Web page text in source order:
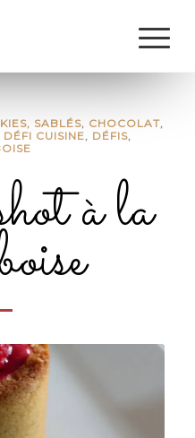
SABLÉS, CHOCOLAT,
DÉFI CUISINE, DÉFIS,
à la